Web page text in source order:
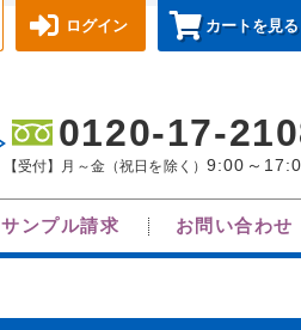
ログイン カートを見る
0120-17-
【受付】月～金（祝日を除く）9:00～
サンプル請求 お問い合わせ